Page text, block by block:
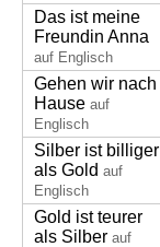
Das ist meine
Freundin Anna
auf Englisch
Gehen wir nach
Hause auf
Englisch
Silber ist billiger
als Gold auf
Englisch
Gold ist teurer
als Silber auf